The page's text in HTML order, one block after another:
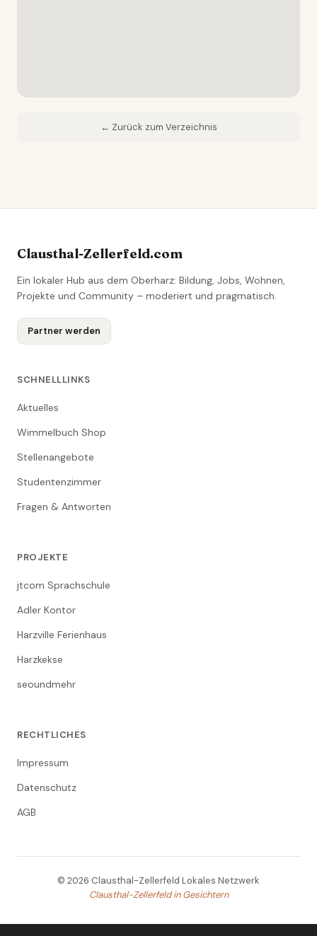
← Zurück zum Verzeichnis
Clausthal-Zellerfeld.com
Ein lokaler Hub aus dem Oberharz: Bildung, Jobs, Wohnen,
Projekte und Community – moderiert und pragmatisch.
Partner werden
SCHNELLLINKS
Aktuelles
Wimmelbuch Shop
Stellenangebote
Studentenzimmer
Fragen & Antworten
PROJEKTE
jtcom Sprachschule
Adler Kontor
Harzville Ferienhaus
Harzkekse
seoundmehr
RECHTLICHES
Impressum
Datenschutz
AGB
© 2026 Clausthal-Zellerfeld Lokales Netzwerk
Clausthal-Zellerfeld in Gesichtern